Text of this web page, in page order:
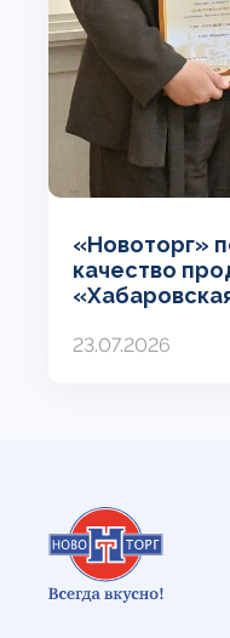
«Новоторг»
качество
23.07.2026